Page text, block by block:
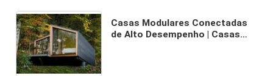
Casas Modulares Conectadas
de Alto Desempenho | Casas